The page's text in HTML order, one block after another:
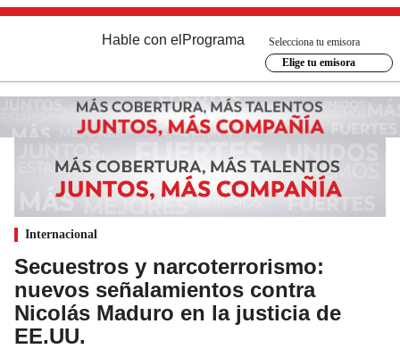
Hable con el Programa
Selecciona tu emisora
Elige tu emisora
Internacional
Secuestros y narcoterrorismo:
nuevos señalamientos contra
Nicolás Maduro en la justicia de
EE.UU.